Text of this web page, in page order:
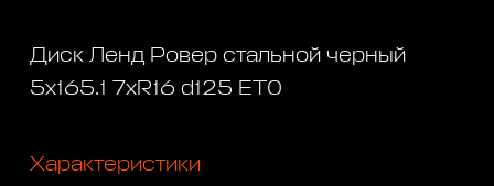
Диск Ленд Ровер стальной черный
5x165.1 7xR16 d125 ET0
Характеристики